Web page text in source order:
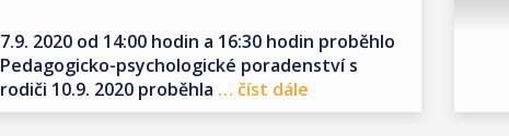
7.9. 2020 od 14:00 hodin a 16:30 hodin proběhlo
Pedagogicko-psychologické poradenství s
rodiči 10.9. 2020 proběhla … číst dále